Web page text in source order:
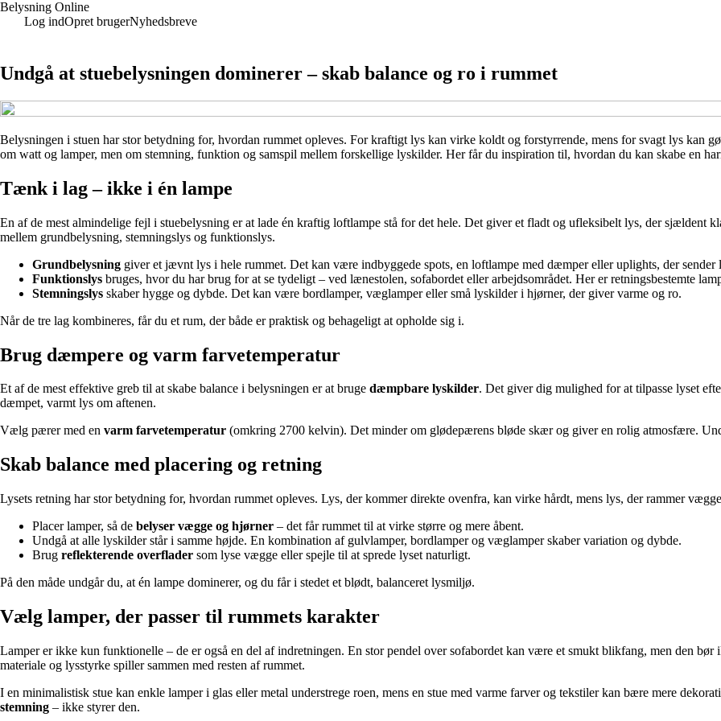
Belysning Online
Log indOpret brugerNyhedsbreve
Undgå at stuebelysningen dominerer – skab balance og ro i rummet
Belysningen i stuen har stor betydning for, hvordan rummet opleves. For kraftigt lys kan virke koldt og forstyrrende, mens for svagt lys kan
om watt og lamper, men om stemning, funktion og samspil mellem forskellige lyskilder. Her får du inspiration til, hvordan du kan skabe en
Tænk i lag – ikke i én lampe
En af de mest almindelige fejl i stuebelysning er at lade én kraftig loftlampe stå for det hele. Det giver et fladt og ufleksibelt lys, der sjældent
mellem grundbelysning, stemningslys og funktionslys.
Grundbelysning giver et jævnt lys i hele rummet. Det kan være indbyggede spots, en loftlampe med dæmper eller uplights, der sender
Funktionslys bruges, hvor du har brug for at se tydeligt – ved lænestolen, sofabordet eller arbejdsområdet. Her er retningsbestemte
Stemningslys skaber hygge og dybde. Det kan være bordlamper, væglamper eller små lyskilder i hjørner, der giver varme og ro.
Når de tre lag kombineres, får du et rum, der både er praktisk og behageligt at opholde sig i.
Brug dæmpere og varm farvetemperatur
Et af de mest effektive greb til at skabe balance i belysningen er at bruge dæmpbare lyskilder. Det giver dig mulighed for at tilpasse lyset
dæmpet, varmt lys om aftenen.
Vælg pærer med en varm farvetemperatur (omkring 2700 kelvin). Det minder om glødepærens bløde skær og giver en rolig atmosfære.
Skab balance med placering og retning
Lysets retning har stor betydning for, hvordan rummet opleves. Lys, der kommer direkte ovenfra, kan virke hårdt, mens lys, der rammer
Placer lamper, så de belyser vægge og hjørner – det får rummet til at virke større og mere åbent.
Undgå at alle lyskilder står i samme højde. En kombination af gulvlamper, bordlamper og væglamper skaber variation og dybde.
Brug reflekterende overflader som lyse vægge eller spejle til at sprede lyset naturligt.
På den måde undgår du, at én lampe dominerer, og du får i stedet et blødt, balanceret lysmiljø.
Vælg lamper, der passer til rummets karakter
Lamper er ikke kun funktionelle – de er også en del af indretningen. En stor pendel over sofabordet kan være et smukt blikfang, men den
materiale og lysstyrke spiller sammen med resten af rummet.
I en minimalistisk stue kan enkle lamper i glas eller metal understrege roen, mens en stue med varme farver og tekstiler kan bære mere
stemning – ikke styrer den.